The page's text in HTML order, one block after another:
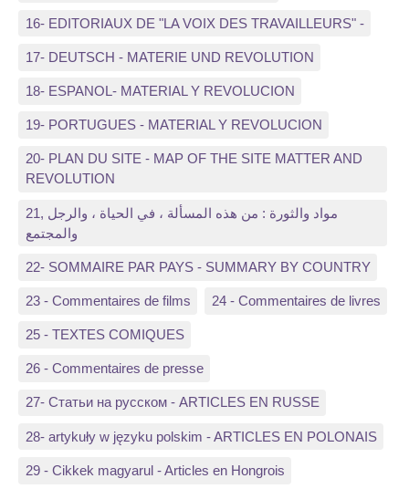
16- EDITORIAUX DE "LA VOIX DES TRAVAILLEURS" -
17- DEUTSCH - MATERIE UND REVOLUTION
18- ESPANOL- MATERIAL Y REVOLUCION
19- PORTUGUES - MATERIAL Y REVOLUCION
20- PLAN DU SITE - MAP OF THE SITE MATTER AND
REVOLUTION
21, مواد والثورة : من هذه المسألة ، في الحياة ، والرجل
والمجتمع
22- SOMMAIRE PAR PAYS - SUMMARY BY COUNTRY
23 - Commentaires de films 24 - Commentaires de livres
25 - TEXTES COMIQUES
26 - Commentaires de presse
27- Статьи на русском - ARTICLES EN RUSSE
28- artykuły w języku polskim - ARTICLES EN POLONAIS
29 - Cikkek magyarul - Articles en Hongrois